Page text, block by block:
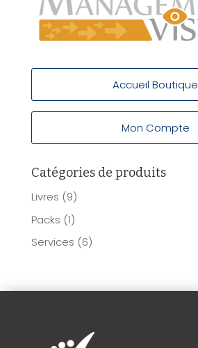
Accueil Boutique
Mon Compte
Catégories de produits
Livres (9)
Packs (1)
Services (6)